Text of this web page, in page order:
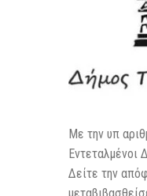
Με την υπ
Εντεταλμένοι
Δείτε την